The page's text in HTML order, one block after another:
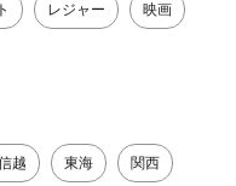
レジャー 映画
越 東海 関西